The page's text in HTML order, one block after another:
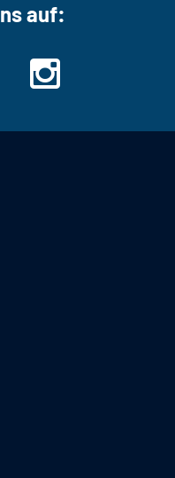
auf: